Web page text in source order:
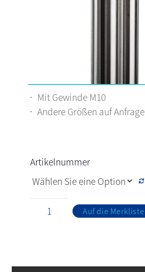
Mit Gewinde M10
Andere Größen auf Anfrage
Artikelnummer
Auf die Merkliste